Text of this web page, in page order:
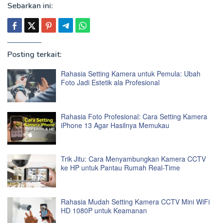
Sebarkan ini:
Posting terkait:
Rahasia Setting Kamera untuk Pemula: Ubah
Foto Jadi Estetik ala Profesional
Rahasia Foto Profesional: Cara Setting Kamera
iPhone 13 Agar Hasilnya Memukau
Trik Jitu: Cara Menyambungkan Kamera CCTV
ke HP untuk Pantau Rumah Real-Time
Rahasia Mudah Setting Kamera CCTV Mini WiFi
HD 1080P untuk Keamanan